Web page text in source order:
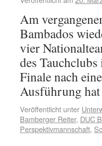
Am
Bambados
vier
des
Finale nach
Ausführung
Veröffentlicht unter
Bamberger Reiter, DUC
Perspektivmannschaft,